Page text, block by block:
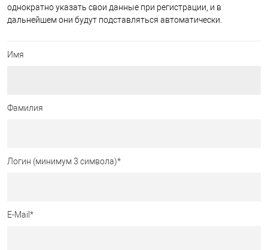
однократно указать свои данные при регистрации, и в
дальнейшем они будут подставляться автоматически.
Имя
Фамилия
Логин (минимум 3 символа)*
E-Mail *